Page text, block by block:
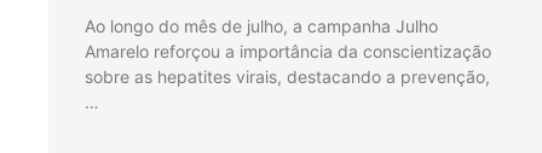
Ao longo do mês de julho, a campanha Julho
Amarelo reforçou a importância da conscientização
sobre as hepatites virais, destacando a prevenção,
…